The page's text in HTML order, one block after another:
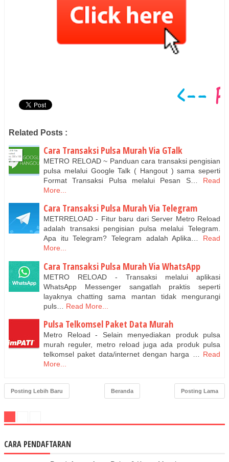
Related Posts :
Cara Transaksi Pulsa Murah Via GTalk
METRO RELOAD ~ Panduan cara transaksi pengisian
pulsa melalui Google Talk ( Hangout ) sama seperti
Format Transaksi Pulsa melalui Pesan S…
Read
More...
Cara Transaksi Pulsa Murah Via Telegram
METRRELOAD - Fitur baru dari Server Metro Reload
adalah transaksi pengisian pulsa melalui Telegram.
Apa itu Telegram? Telegram adalah Aplika…
Read
More...
Cara Transaksi Pulsa Murah Via WhatsApp
METRO RELOAD - Transaksi melalui aplikasi
WhatsApp Messenger sangatlah praktis seperti
layaknya chatting sama mantan tidak mengurangi
puls…
Read More...
Pulsa Telkomsel Paket Data Murah
Metro Reload - Selain menyediakan produk pulsa
murah reguler, metro reload juga ada produk pulsa
telkomsel paket data/internet dengan harga … Read
More...
Posting Lebih Baru Posting Lama
Beranda
CARA PENDAFTARAN